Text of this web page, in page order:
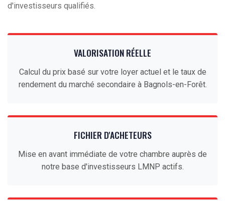
d'investisseurs qualifiés.
VALORISATION RÉELLE
Calcul du prix basé sur votre loyer actuel et le taux de
rendement du marché secondaire à Bagnols-en-Forêt.
FICHIER D'ACHETEURS
Mise en avant immédiate de votre chambre auprès de
notre base d'investisseurs LMNP actifs.